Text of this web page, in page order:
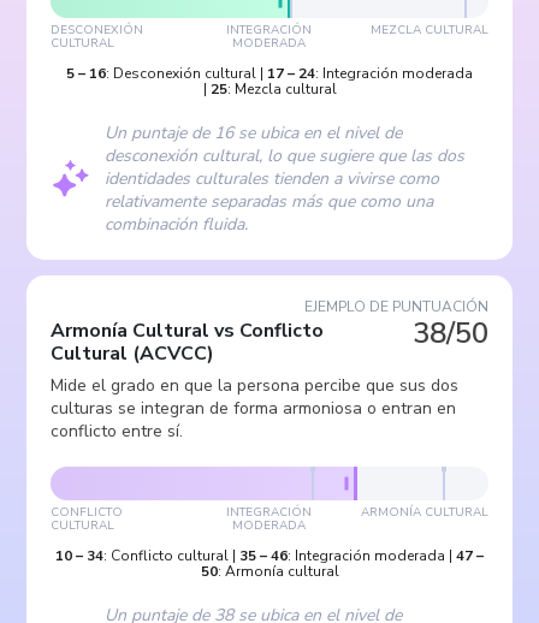
DESCONEXIÓN
CULTURAL
INTEGRACIÓN
MODERADA
MEZCLA CULTURAL
5– 16: Desconexión cultural | 17– 24: Integración moderada
| 25: Mezcla cultural
Un puntaje de 16 se ubica en el nivel de
desconexión cultural, lo que sugiere que las dos
identidades culturales tienden a vivirse como
relativamente separadas más que como una
combinación fluida.
EJEMPLO DE PUNTUACIÓN
38/50
Armonía Cultural vs Conflicto
Cultural (ACVCC)
Mide el grado en que la persona percibe que sus dos
culturas se integran de forma armoniosa o entran en
conflicto entre sí.
CONFLICTO
CULTURAL
INTEGRACIÓN
MODERADA
ARMONÍA CULTURAL
10– 34: Conflicto cultural | 35–46: Integración moderada | 47–
50: Armonía cultural
Un puntaje de 38 se ubica en el nivel de